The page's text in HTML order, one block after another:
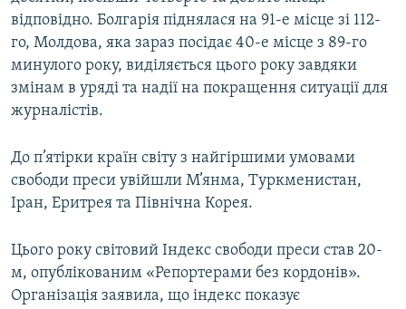
відповідно. Болгарія піднялася на 91-е місце зі 112-
го, Молдова, яка зараз посідає 40-е місце з 89-го
минулого року, виділяється цього року завдяки
змінам в уряді та надії на покращення ситуації для
журналістів.
До п’ятірки країн світу з найгіршими умовами
свободи преси увійшли М’янма, Туркменистан,
Іран, Еритрея та Північна Корея.
Цього року світовий Індекс свободи преси став 20-
м, опублікованим «Репортерами без кордонів».
Організація заявила, що індекс показує